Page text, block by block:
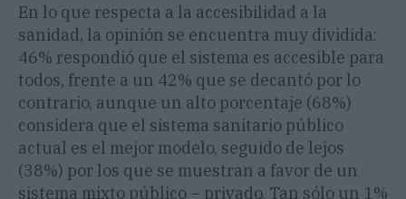
En lo que respecta a la accesibilidad a la
sanidad, la opinión se encuentra muy dividida:
46% respondió que el sistema es accesible para
todos, frente a un 42% que se decantó por lo
contrario, aunque un alto porcentaje (68%)
considera que el sistema sanitario público
actual es el mejor modelo, seguido de lejos
(38%) por los que se muestran a favor de un
sistema mixto público – privado. Tan sólo un 1%